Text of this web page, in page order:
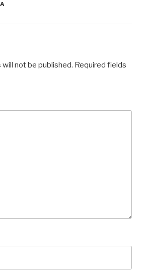
will not be published. Required fields